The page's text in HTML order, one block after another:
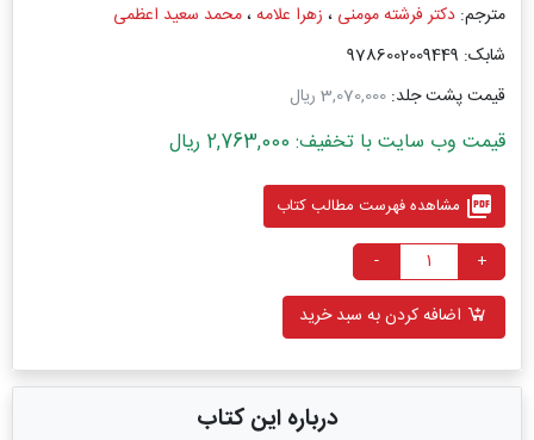
مترجم: دکتر فرشته مومنی ، زهرا علامه،محمد سعید اعظمی
شابک: 9786002009449
قیمت پشت جلد: 3,070,000 ریال
قیمت وب سایت با تخفیف: 2,763,000 ریال
picture_as_pdf مشاهده فهرست مطالب کتاب
+
-
اضافه کردن به سبد خرید
درباره این کتاب